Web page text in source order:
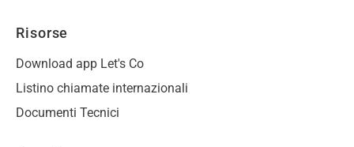
Risorse
Download app Let's Co
Listino chiamate internazionali
Documenti Tecnici